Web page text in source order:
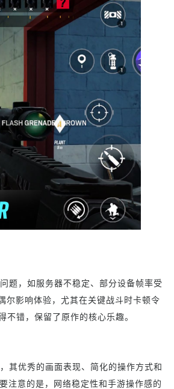
，如服务器不稳定、部分设备帧率受
尔影响体验，尤其在关键战斗时卡顿令
错，保留了原作的核心乐趣。
优秀的画面表现、简化的操作方式和
注意的是，网络稳定性和手游操作感的